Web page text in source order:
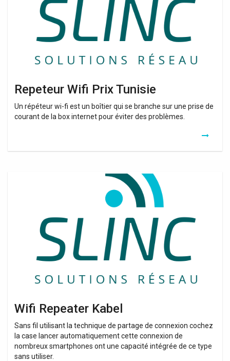
Repeteur Wifi Prix Tunisie
Un répéteur wi-fi est un boîtier qui se branche sur une prise de
courant de la box internet pour éviter des problèmes.
Wifi Repeater Kabel
Sans fil utilisant la technique de partage de connexion cochez
la case lancer automatiquement cette connexion de
nombreux smartphones ont une capacité intégrée de ce type
sans utiliser.